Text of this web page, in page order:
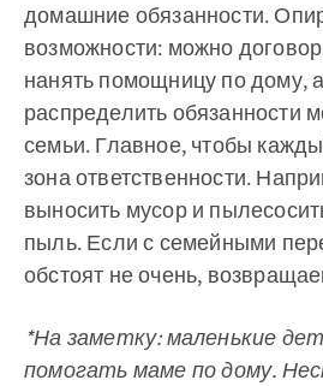
домашние обязанности.
возможности: можно
нанять помощницу по дому,
распределить обязанности
семьи. Главное, чтобы
зона ответственности.
выносить мусор и
пыль. Если с семейными
обстоят не очень,
*На заметку: маленькие
помогать маме по дому.